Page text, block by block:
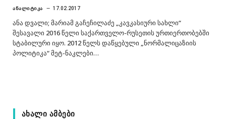
ᲐᲜᲐᲚᲘᲢᲘᲙᲐ 17.02.2017
ანა დვალი; მარიამ გაჩეჩილაძე „კავკასიური სახლი“
შესავალი 2016 წელი საქართველო-რუსეთის ურთიერთობებში
სტაბილური იყო. 2012 წელს დაწყებული „ნორმალიცაზიის
პოლიტიკა“ მეტ-ნაკლები…
ᲐᲮᲐᲚᲘ ᲐᲛᲑᲔᲑᲘ